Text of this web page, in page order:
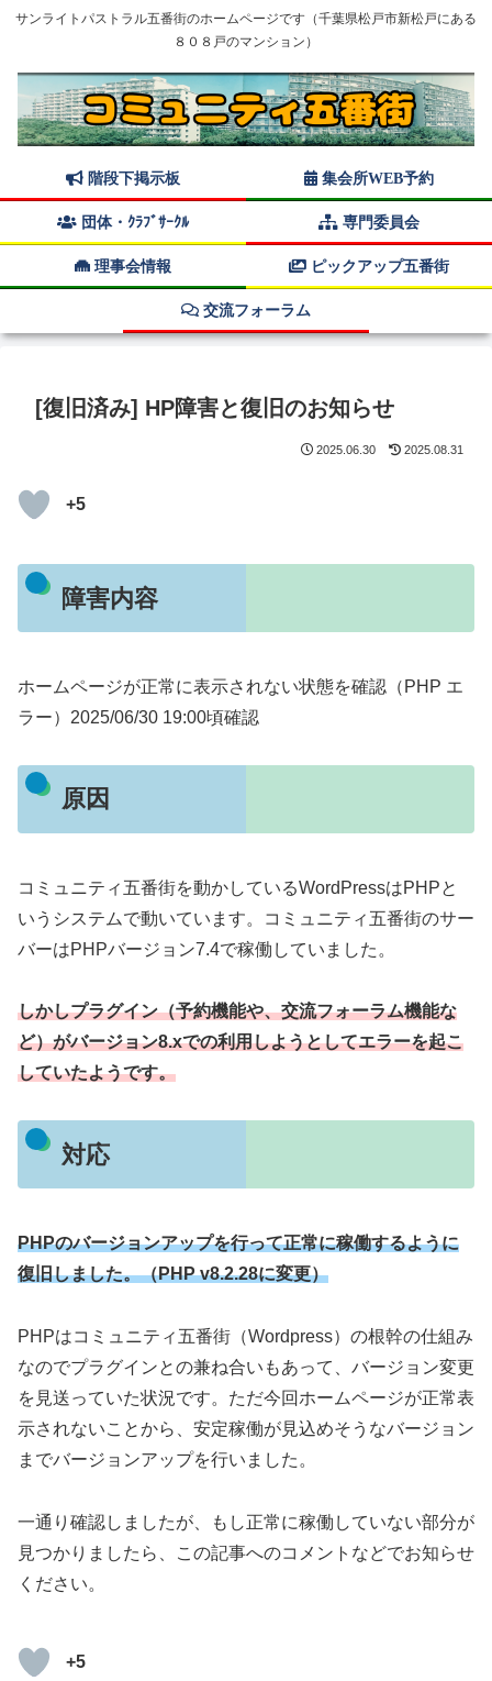
サンライトパストラル五番街のホームページです（千葉県松戸市新松戸にある
８０８戸のマンション）
階段下掲示板 集会所WEB予約
団体・ｸﾗﾌﾞｻｰｸﾙ 専門委員会
理事会情報 ピックアップ五番街
交流フォーラム
[復旧済み] HP障害と復旧のお知らせ
2025.06.30 2025.08.31
+5
障害内容
ホームページが正常に表示されない状態を確認（PHP エ
ラー）2025/06/30 19:00頃確認
原因
コミュニティ五番街を動かしているWordPressはPHPと
いうシステムで動いています。コミュニティ五番街のサー
バーはPHPバージョン7.4で稼働していました。
しかしプラグイン（予約機能や、交流フォーラム機能な
ど）がバージョン8.xでの利用しようとしてエラーを起こ
していたようです。
対応
PHPのバージョンアップを行って正常に稼働するように
復旧しました。（PHP v8.2.28に変更）
PHPはコミュニティ五番街（Wordpress）の根幹の仕組み
なのでプラグインとの兼ね合いもあって、バージョン変更
を見送っていた状況です。ただ今回ホームページが正常表
示されないことから、安定稼働が見込めそうなバージョン
までバージョンアップを行いました。
一通り確認しましたが、もし正常に稼働していない部分が
見つかりましたら、この記事へのコメントなどでお知らせ
ください。
+5